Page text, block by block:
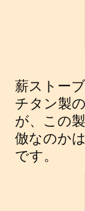
薪ストー
チタン製
が、この
倣なのか
です。